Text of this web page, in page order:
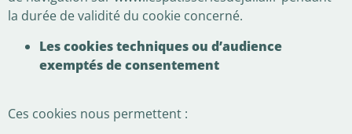
la durée de validité du cookie concerné.
Les cookies techniques ou d’audience
exemptés de consentement
Ces cookies nous permettent :